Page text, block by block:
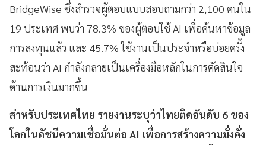
BridgeWise ซึ่งสำรวจผู้ตอบแบบสอบถามกว่า 2,100 คนใน
19 ประเทศ พบว่า 78.3% ของผู้ตอบใช้ AI เพื่อค้นหาข้อมูล
การลงทุนแล้ว และ 45.7% ใช้งานเป็นประจำหรือบ่อยครั้ง
สะท้อนว่า AI กำลังกลายเป็นเครื่องมือหลักในการตัดสินใจ
ด้านการเงินมากขึ้น
สำหรับประเทศไทย รายงานระบุว่าไทยติดอันดับ 6 ของ
โลกในดัชนีความเชื่อมั่นต่อ AI เพื่อการสร้างความมั่งคั่ง